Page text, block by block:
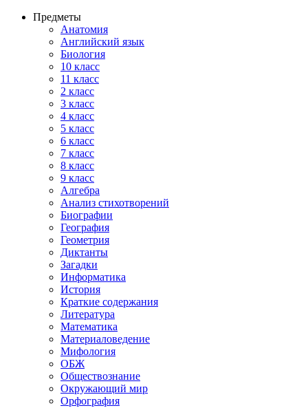
Предметы
Анатомия
Английский язык
Биология
10 класс
11 класс
2 класс
3 класс
4 класс
5 класс
6 класс
7 класс
8 класс
9 класс
Алгебра
Анализ стихотворений
Биографии
География
Геометрия
Диктанты
Загадки
Информатика
История
Краткие содержания
Литература
Математика
Материаловедение
Мифология
ОБЖ
Обществознание
Окружающий мир
Орфография